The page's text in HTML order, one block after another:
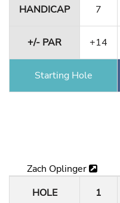
HANDICAP 7
+/- PAR +14
Starting Hole
Zach Oplinger
HOLE
1